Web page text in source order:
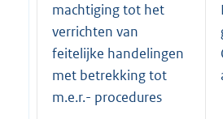
machtiging tot het
verrichten van
feitelijke handelingen
met betrekking tot
m.e.r.- procedures